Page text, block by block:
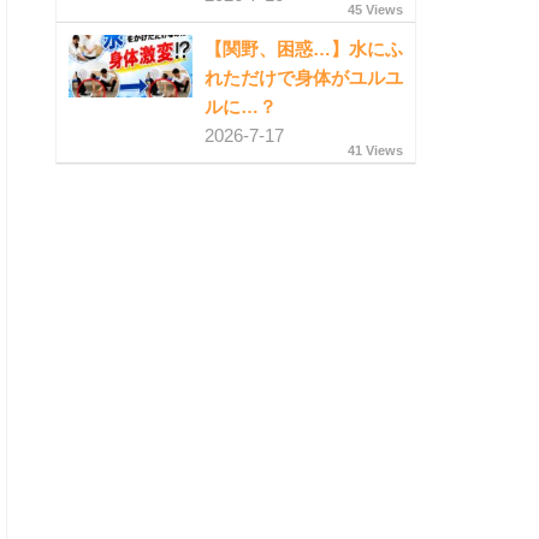
45 Views
【関野、困惑…】水にふ
れただけで身体がユルユ
ルに…？
2026-7-17
41 Views